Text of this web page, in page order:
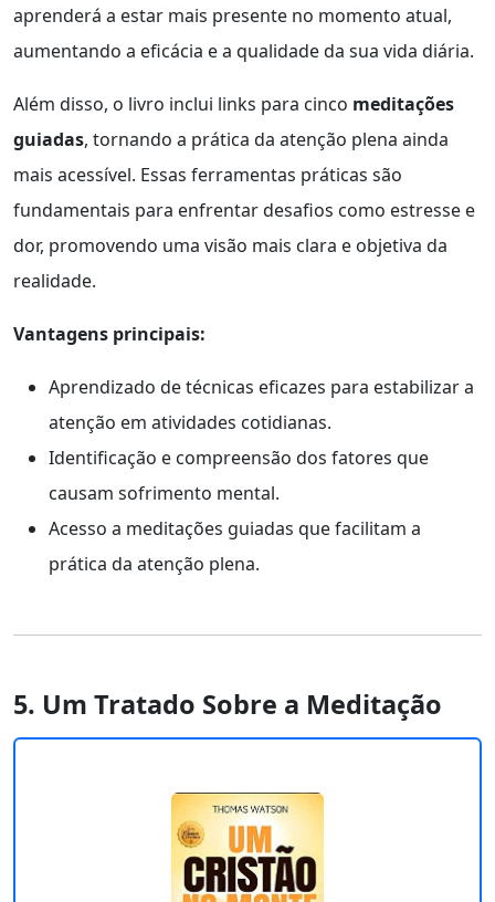
aprenderá a estar mais presente no momento atual,
aumentando a eficácia e a qualidade da sua vida diária.
Além disso, o livro inclui links para cinco meditações
guiadas, tornando a prática da atenção plena ainda
mais acessível. Essas ferramentas práticas são
fundamentais para enfrentar desafios como estresse e
dor, promovendo uma visão mais clara e objetiva da
realidade.
Vantagens principais:
Aprendizado de técnicas eficazes para estabilizar a
atenção em atividades cotidianas.
Identificação e compreensão dos fatores que
causam sofrimento mental.
Acesso a meditações guiadas que facilitam a
prática da atenção plena.
5. Um Tratado Sobre a Meditação